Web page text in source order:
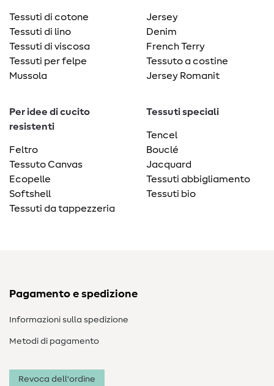
Tessuti di cotone
Tessuti di lino
Tessuti di viscosa
Tessuti per felpe
Mussola
Jersey
Denim
French Terry
Tessuto a costine
Jersey Romanit
Per idee di cucito
resistenti
Feltro
Tessuto Canvas
Ecopelle
Softshell
Tessuti da tappezzeria
Tessuti speciali
Tencel
Bouclé
Jacquard
Tessuti abbigliamento
Tessuti bio
Pagamento e spedizione
Informazioni sulla spedizione
Metodi di pagamento
Revoca dell'ordine